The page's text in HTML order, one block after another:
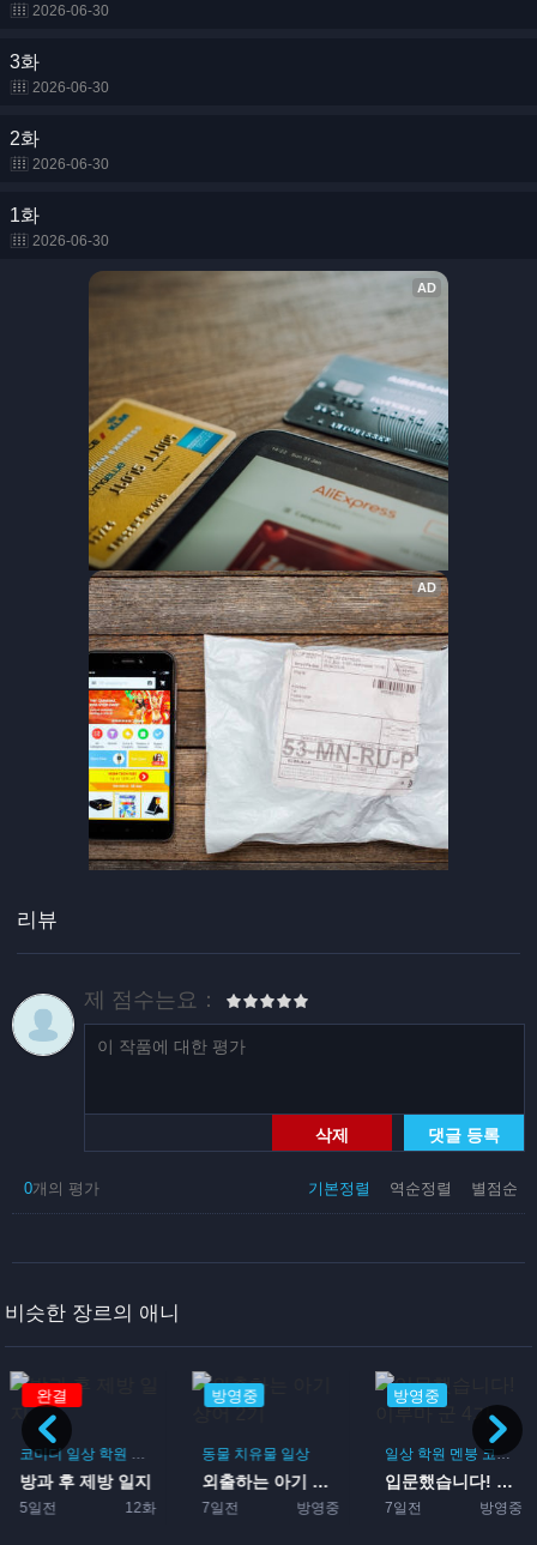
2026-06-30
3화
2026-06-30
2화
2026-06-30
1화
2026-06-30
리뷰
제 점수는요：
삭제 댓글 등록
기본정렬 역순정렬 별점순
0개의 평가
비슷한 장르의 애니
완결
코미디 일상 학원 드라마 부활동
방과 후 제방 일지
5일전 12화
방영중
동물 치유물 일상
외출하는 아기 상어 2기
7일전 방영중
방영중
일상 학원 멘붕 코미디
입문했습니다! 이루마 군 4...
7일전 방영중